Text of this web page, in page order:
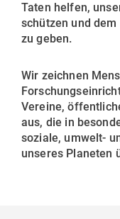
Taten helfen,
schützen und
zu geben.
Wir zeichnen
Vereine,
aus, die in
soziale, umwelt-
unseres Planeten